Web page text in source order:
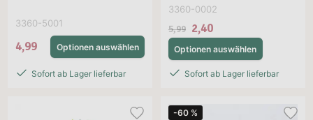
3360-5001
4,99 Optionen auswählen
Sofort ab Lager lieferbar
3360-0002
5,99 2,40
Optionen auswählen
Sofort ab Lager lieferbar
-60 %